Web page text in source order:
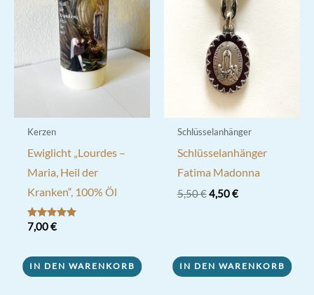
Kerzen
Ewiglicht „Lourdes –
Maria, Heil der
Kranken“, 100% Öl
Bewertet mit
5.00
7,00€
IN DEN WARENKORB
Schlüsselanhänger
Schlüsselanhänger
Fatima Madonna
5,50€ Ursprünglicher
4,50€Aktueller
IN DEN WARENKORB